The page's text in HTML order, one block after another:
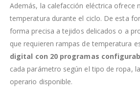
Además, la calefacción eléctrica ofrece
temperatura durante el ciclo. De esta
forma precisa a tejidos delicados o a
que requieren rampas de temperatura
digital con 20 programas
cada parámetro según el tipo de ropa,
operario disponible.